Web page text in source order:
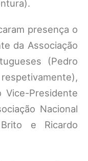
presença o
da Associação
(Pedro
Presidente
Nacional
e Ricardo